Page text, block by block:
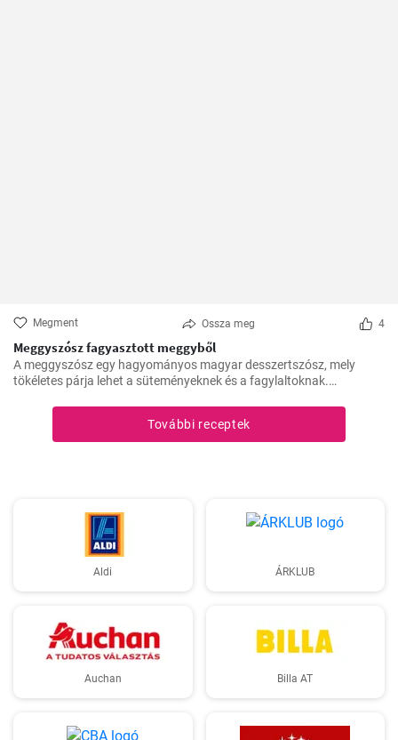
Megment Ossza meg 4
Meggyszósz fagyasztott meggyből
A meggyszósz egy hagyományos magyar desszertszósz, mely
tökéletes párja lehet a süteményeknek és a fagylaltoknak.
finomságot.
További receptek
Aldi ÁRKLUB
Auchan Billa AT